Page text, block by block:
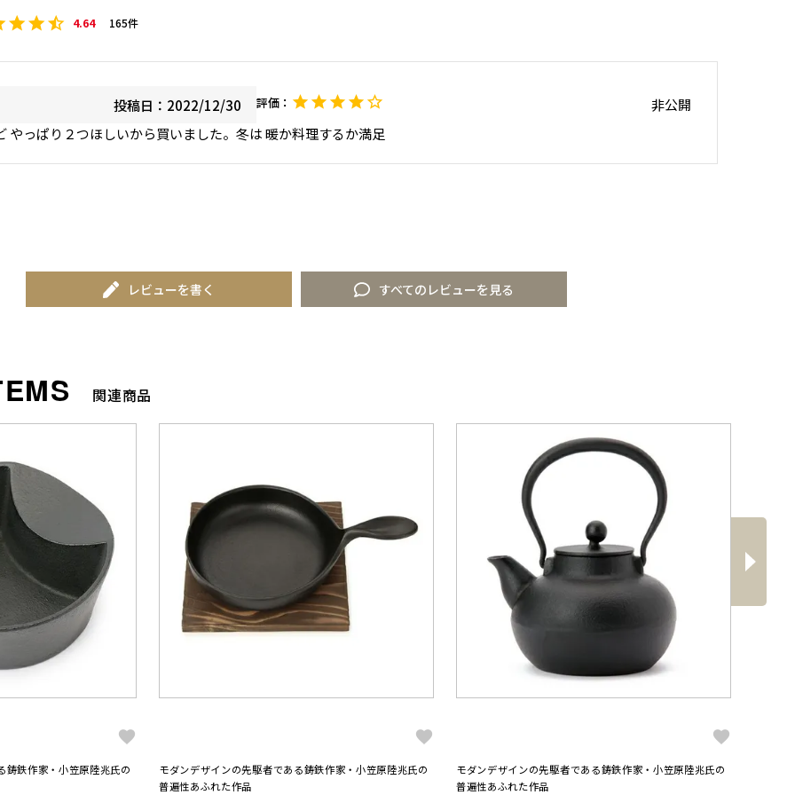
4.64 165
非公開
投稿日
2022/12/30
すべてのレビューを見る
レビューを書く
関連商品
鋳鉄作家・小笠原陸兆氏の
モダンデザインの先駆者である鋳鉄作家・小笠原陸兆氏の
普遍性あふれた作品
モダンデザインの先駆者である鋳鉄作家・小笠原陸兆氏の
普遍性あふれた作品
次
へ